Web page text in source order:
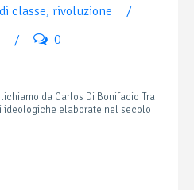
classe, rivoluzione
/
/ 0
da Carlos Di Bonifacio Tra
ideologiche elaborate nel secolo